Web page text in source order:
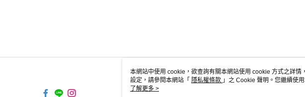
關於我們
本網站中使用 cookie，欲查詢有關本網站使用 cookie 方式之詳
設定，請參閱本網站「 隱私權條款 」之 Cookie 聲明。您繼續使
使用 cookie。
了解更多 >